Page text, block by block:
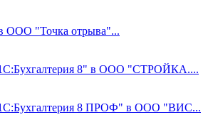
в ООО "Точка отрыва"...
"1С:Бухгалтерия 8" в ООО "СТРОЙКА....
"1С:Бухгалтерия 8 ПРОФ" в ООО "ВИС...